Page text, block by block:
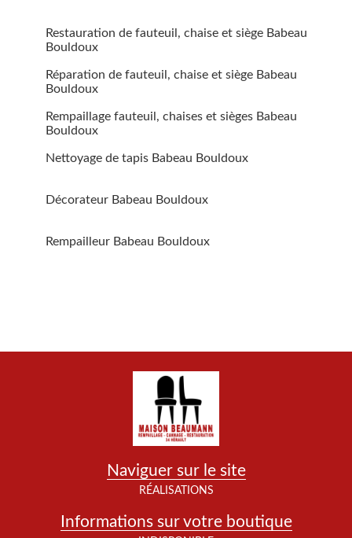
Restauration de fauteuil, chaise et siège Babeau
Bouldoux
Réparation de fauteuil, chaise et siège Babeau
Bouldoux
Rempaillage fauteuil, chaises et sièges Babeau
Bouldoux
Nettoyage de tapis Babeau Bouldoux
Décorateur Babeau Bouldoux
Rempailleur Babeau Bouldoux
Naviguer sur le site
RÉALISATIONS
Informations sur votre boutique